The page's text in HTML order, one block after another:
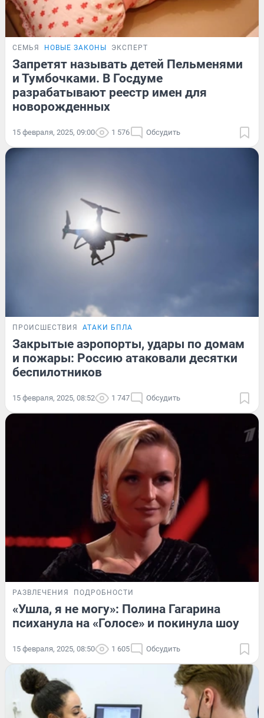
СЕМЬЯ НОВЫЕ ЗАКОНЫ ЭКСПЕРТ
Запретят называть детей Пельменями
и Тумбочками. В Госдуме
разрабатывают реестр имен для
новорожденных
15 февраля, 2025, 09:00 1 576 Обсудить
ПРОИСШЕСТВИЯ АТАКИ БПЛА
Закрытые аэропорты, удары по домам
и пожары: Россию атаковали десятки
беспилотников
15 февраля, 2025, 08:52 1 747 Обсудить
РАЗВЛЕЧЕНИЯ ПОДРОБНОСТИ
«Ушла, я не могу»: Полина Гагарина
психанула на «Голосе» и покинула шоу
15 февраля, 2025, 08:50 1 605 Обсудить